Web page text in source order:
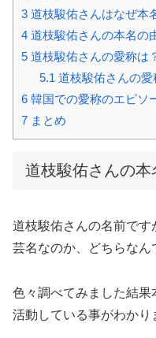
3 道枝駿佑さんはなぜ本
4 道枝駿佑さんの本名の
5 道枝駿佑さんの愛称は
5.1 道枝駿佑さんの愛
6 韓国での愛称のエピソ
7 まとめ
道枝駿佑さんの本
道枝駿佑さんの名前です
芸名なのか、どちらなん
色々調べてみました結果
活動している事がわかり